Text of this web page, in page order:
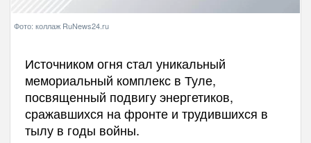
Фото: коллаж RuNews24.ru
Источником огня стал уникальный
мемориальный комплекс в Туле,
посвященный подвигу энергетиков,
сражавшихся на фронте и трудившихся в
тылу в годы войны.